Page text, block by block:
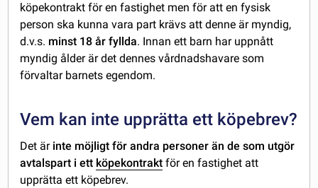
köpekontrakt för en fastighet men för att en fysisk
person ska kunna vara part krävs att denne är myndig,
d.v.s. minst 18 år fyllda. Innan ett barn har uppnått
myndig ålder är det dennes vårdnadshavare som
förvaltar barnets egendom.
Vem kan inte upprätta ett köpebrev?
Det ärinte möjligt för andra personer än de som utgör
avtalspart i ett köpekontrakt för en fastighet att
upprätta ett köpebrev.